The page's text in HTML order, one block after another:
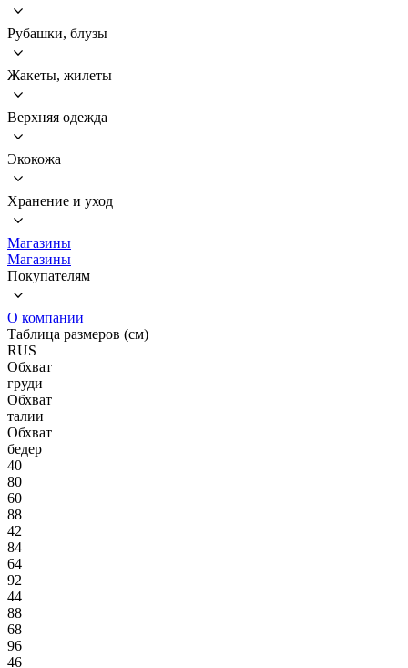
Рубашки, блузы
Жакеты, жилеты
Верхняя одежда
Экокожа
Хранение и уход
Магазины
Магазины
Покупателям
О компании
Таблица размеров (см)
RUS
Обхват
груди
Обхват
талии
Обхват
бедер
40
80
60
88
42
84
64
92
44
88
68
96
46